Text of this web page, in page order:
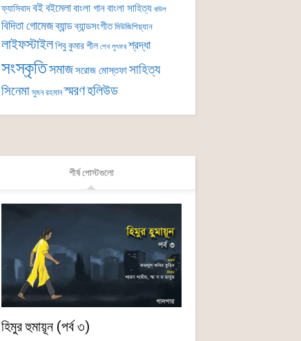
ফ্যাসিবাদবইবইমেলাবাংলা গানবাংলা সাহিত্য বাউল
বিদিতা গোমেজব্যান্ডব্যান্ডসংগীত মিউজিশিয়্যান
লাইফস্টাইলশিবু কুমার শীল শেখ লুৎফর শ্রদ্ধা
সংস্কৃতিসমাজসরোজ মোস্তফাসাহিত্য
সিনেমা সুমন রহমান স্মরণহলিউড
শীর্ষ পোস্টগুলো
হিমুর হুমায়ূন (পর্ব ৩)